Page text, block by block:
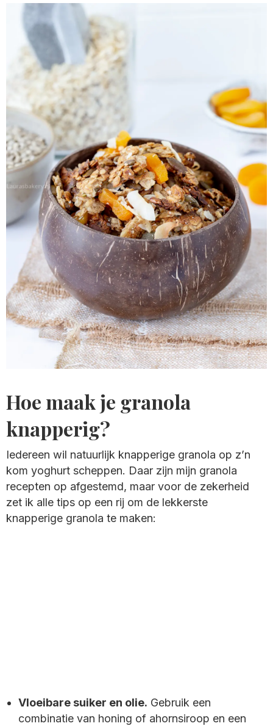
Hoe maak je granola
knapperig?
Iedereen wil natuurlijk knapperige granola op z’n
kom yoghurt scheppen. Daar zijn mijn granola
recepten op afgestemd, maar voor de zekerheid
zet ik alle tips op een rij om de lekkerste
knapperige granola te maken:
Vloeibare suiker en olie. Gebruik een
combinatie van honing of ahornsiroop en een